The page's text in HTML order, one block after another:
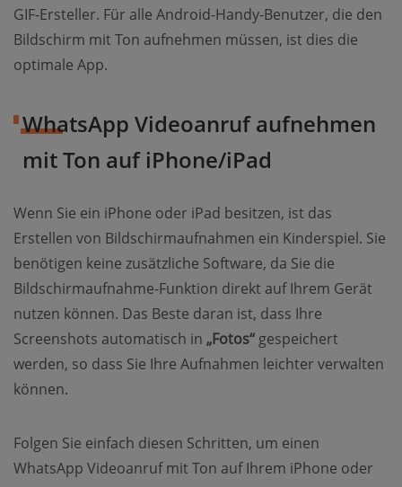
GIF-Ersteller. Für alle Android-Handy-Benutzer, die den
Bildschirm mit Ton aufnehmen müssen, ist dies die
optimale App.
WhatsApp Videoanruf aufnehmen
mit Ton auf iPhone/iPad
Wenn Sie ein iPhone oder iPad besitzen, ist das
Erstellen von Bildschirmaufnahmen ein Kinderspiel. Sie
benötigen keine zusätzliche Software, da Sie die
Bildschirmaufnahme-Funktion direkt auf Ihrem Gerät
nutzen können. Das Beste daran ist, dass Ihre
Screenshots automatisch in „Fotos“ gespeichert
werden, so dass Sie Ihre Aufnahmen leichter verwalten
können.
Folgen Sie einfach diesen Schritten, um einen
WhatsApp Videoanruf mit Ton auf Ihrem iPhone oder